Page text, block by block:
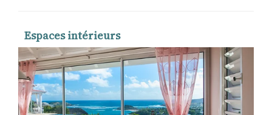
Espaces intérieurs